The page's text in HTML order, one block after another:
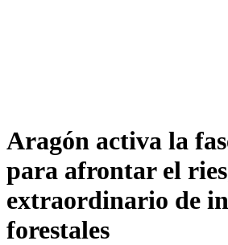
Aragón activa la
para afrontar el
extraordinario de
forestales